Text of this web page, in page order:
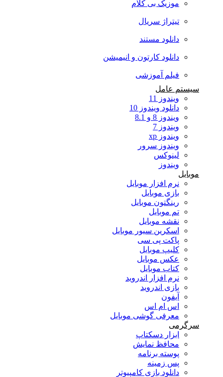
موزیک بی کلام
تیتراژ سریال
دانلود مستند
دانلود کارتون و انیمیشن
فیلم آموزشی
سیستم عامل
ویندوز 11
دانلود ویندوز 10
ویندوز 8 و 8.1
ویندوز 7
ویندوز xp
ویندوز سرور
لینوکس
ویندوز
موبایل
نرم افزار موبایل
بازی موبایل
رینگتون موبایل
تم موبایل
نقشه موبایل
اسکرین سیور موبایل
پاکت پی سی
کلیپ موبایل
عکس موبایل
کتاب موبایل
نرم افزار اندروید
بازی اندروید
آیفون
اس ام اس
معرفی گوشی موبایل
سرگرمی
ابزار دسکتاپ
محافظ نمایش
پوسته برنامه
پس زمینه
دانلود بازی کامپیوتر